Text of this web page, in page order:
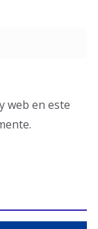
web en este